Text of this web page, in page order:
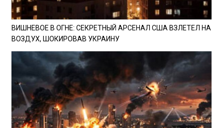
ВИШНЕВОЕ В ОГНЕ: СЕКРЕТНЫЙ АРСЕНАЛ США ВЗЛЕТЕЛ НА
ВОЗДУХ, ШОКИРОВАВ УКРАИНУ